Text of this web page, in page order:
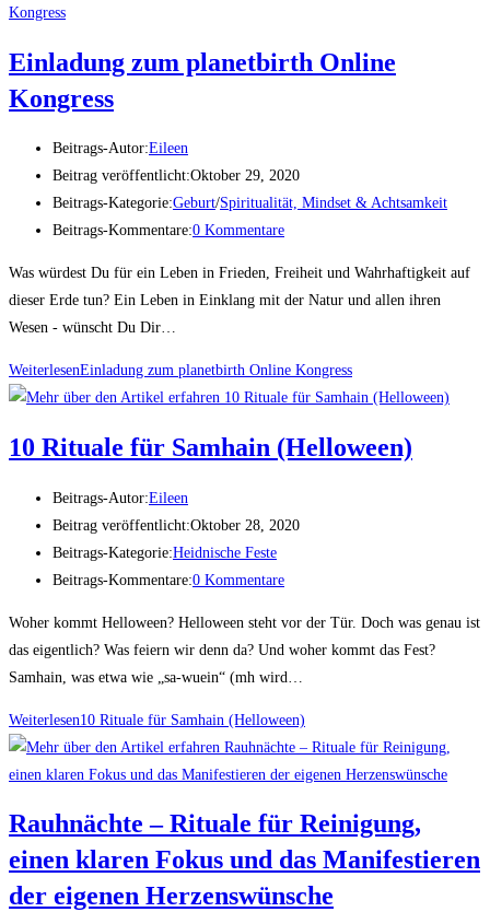
Einladung zum planetbirth Online
Kongress
Beitrags-Autor:Eileen
Beitrag veröffentlicht:Oktober 29, 2020
Beitrags-Kategorie:Geburt/Spiritualität, Mindset & Achtsamkeit
Beitrags-Kommentare:0 Kommentare
Was würdest Du für ein Leben in Frieden, Freiheit und Wahrhaftigkeit auf
dieser Erde tun? Ein Leben in Einklang mit der Natur und allen ihren
Wesen - wünscht Du Dir…
WeiterlesenEinladung zum planetbirth Online Kongress
10 Rituale für Samhain (Helloween)
Beitrags-Autor:Eileen
Beitrag veröffentlicht:Oktober 28, 2020
Beitrags-Kategorie:Heidnische Feste
Beitrags-Kommentare:0 Kommentare
Woher kommt Helloween? Helloween steht vor der Tür. Doch was genau ist
das eigentlich? Was feiern wir denn da? Und woher kommt das Fest?
Samhain, was etwa wie „sa-wuein“ (mh wird…
Weiterlesen10 Rituale für Samhain (Helloween)
Rauhnächte – Rituale für Reinigung,
einen klaren Fokus und das Manifestieren
der eigenen Herzenswünsche